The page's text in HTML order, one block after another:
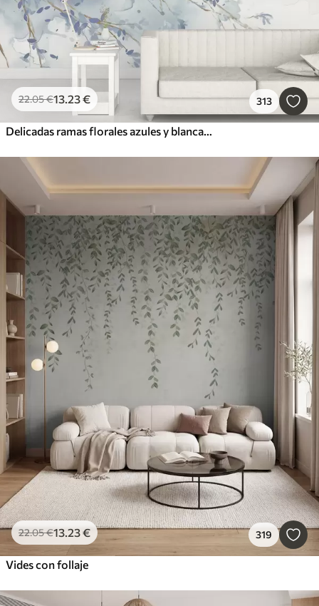
22.05€13.23€ 313
Delicadas ramas florales azules y blancas con fondo de acuarela suave y borroso
22.05€13 .23€ 319
Vides con follaje